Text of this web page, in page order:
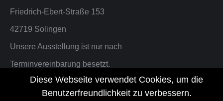
Friedrich-Ebert-Straße 153
42719 Solingen
Unsere Ausstellung ist nur nach
Terminvereinbarung besetzt.
F: 02129 9267 087 oder info@tov.de
Diese Webseite verwendet Cookies, um die
Benutzerfreundlichkeit zu verbessern.